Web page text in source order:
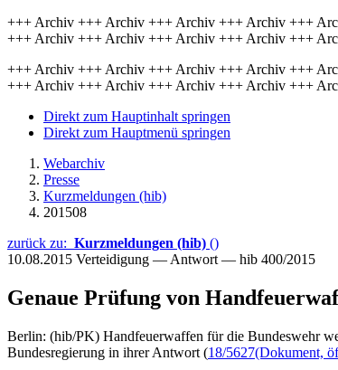
+++ Archiv +++ Archiv +++ Archiv +++ Archiv +++
+++ Archiv +++ Archiv +++ Archiv +++ Archiv +++
+++ Archiv +++ Archiv +++ Archiv +++ Archiv +++
+++ Archiv +++ Archiv +++ Archiv +++ Archiv +++
Direkt zum Hauptinhalt springen
Direkt zum Hauptmenü springen
Webarchiv
Presse
Kurzmeldungen (hib)
201508
zurück zu: Kurzmeldungen (hib) ()
10.08.2015 Verteidigung — Antwort — hib 400/2015
Genaue Prüfung von
Berlin: (hib/PK) Handfeuerwaffen für die Bundeswehr
Bundesregierung in ihrer Antwort (18/5627(Dokument,